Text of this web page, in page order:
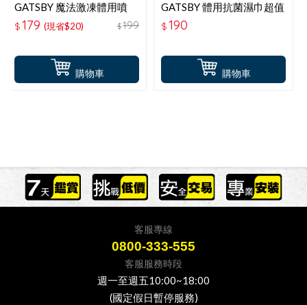
購物車
GATSBY 魔法激凍體用噴
霧-海洋 G-42148
$179 (現省$20) $199
購物車
GATSBY 體用抗菌濕巾超值
包-極凍冰橙(30枚-包) G-
13246
$190
客服專線
0800-333-555
客服服務時段
週一至週五10:00~18:00
(國定假日暫停服務)